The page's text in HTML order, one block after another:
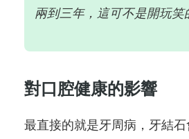
兩到三年，這可不是開玩笑
對口腔健康的影響
最直接的就是牙周病，牙結